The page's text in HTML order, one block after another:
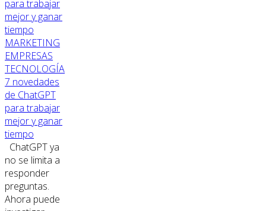
MARKETING
EMPRESAS
TECNOLOGÍA
7 novedades
de ChatGPT
para trabajar
mejor y ganar
tiempo
ChatGPT ya
no se limita a
responder
preguntas.
Ahora puede